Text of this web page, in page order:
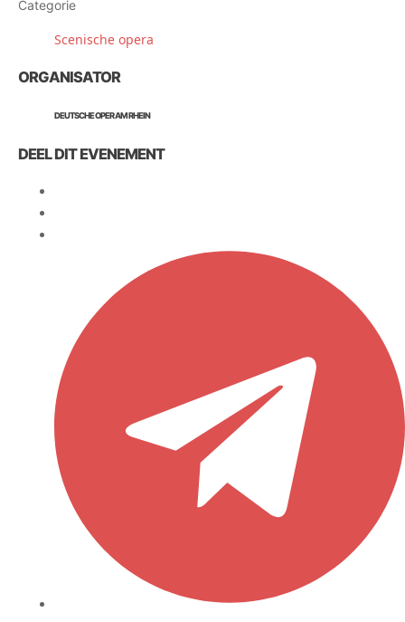
Categorie
Scenische opera
ORGANISATOR
DEUTSCHE OPER AM RHEIN
DEEL DIT EVENEMENT